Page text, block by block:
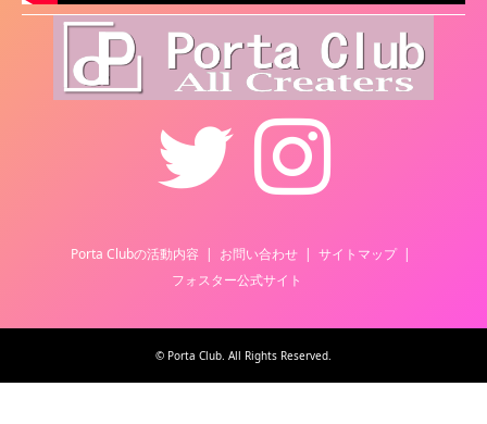
Instagram
Porta Clubの活動内容 お問い合わせ
サイトマップ
フォスター公式サイト
© Porta Club. All Rights Reserved.